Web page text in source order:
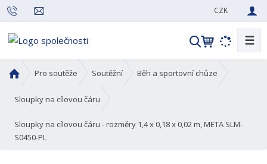
CZK
V
h
a
☰
o
n
í
Pro soutěže Soutěžní Běh a sportovní chůze
Sloupky na cílovou čáru
Sloupky na cílovou čáru - rozměry 1,4 x 0,18 x 0,02 m, META SLM-
S0450-PL